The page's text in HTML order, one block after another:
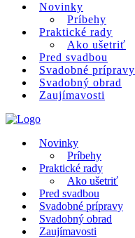
Novinky
Príbehy
Praktické rady
Ako ušetriť
Pred svadbou
Svadobné prípravy
Svadobný obrad
Zaujímavosti
Novinky
Príbehy
Praktické rady
Ako ušetriť
Pred svadbou
Svadobné prípravy
Svadobný obrad
Zaujímavosti